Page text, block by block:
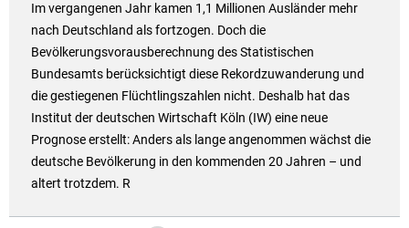
Im vergangenen Jahr kamen 1,1 Millionen Ausländer mehr
nach Deutschland als fortzogen. Doch die
Bevölkerungsvorausberechnung des Statistischen
Bundesamts berücksichtigt diese Rekordzuwanderung und
die gestiegenen Flüchtlingszahlen nicht. Deshalb hat das
Institut der deutschen Wirtschaft Köln (IW) eine neue
Prognose erstellt: Anders als lange angenommen wächst die
deutsche Bevölkerung in den kommenden 20 Jahren – und
altert trotzdem. R